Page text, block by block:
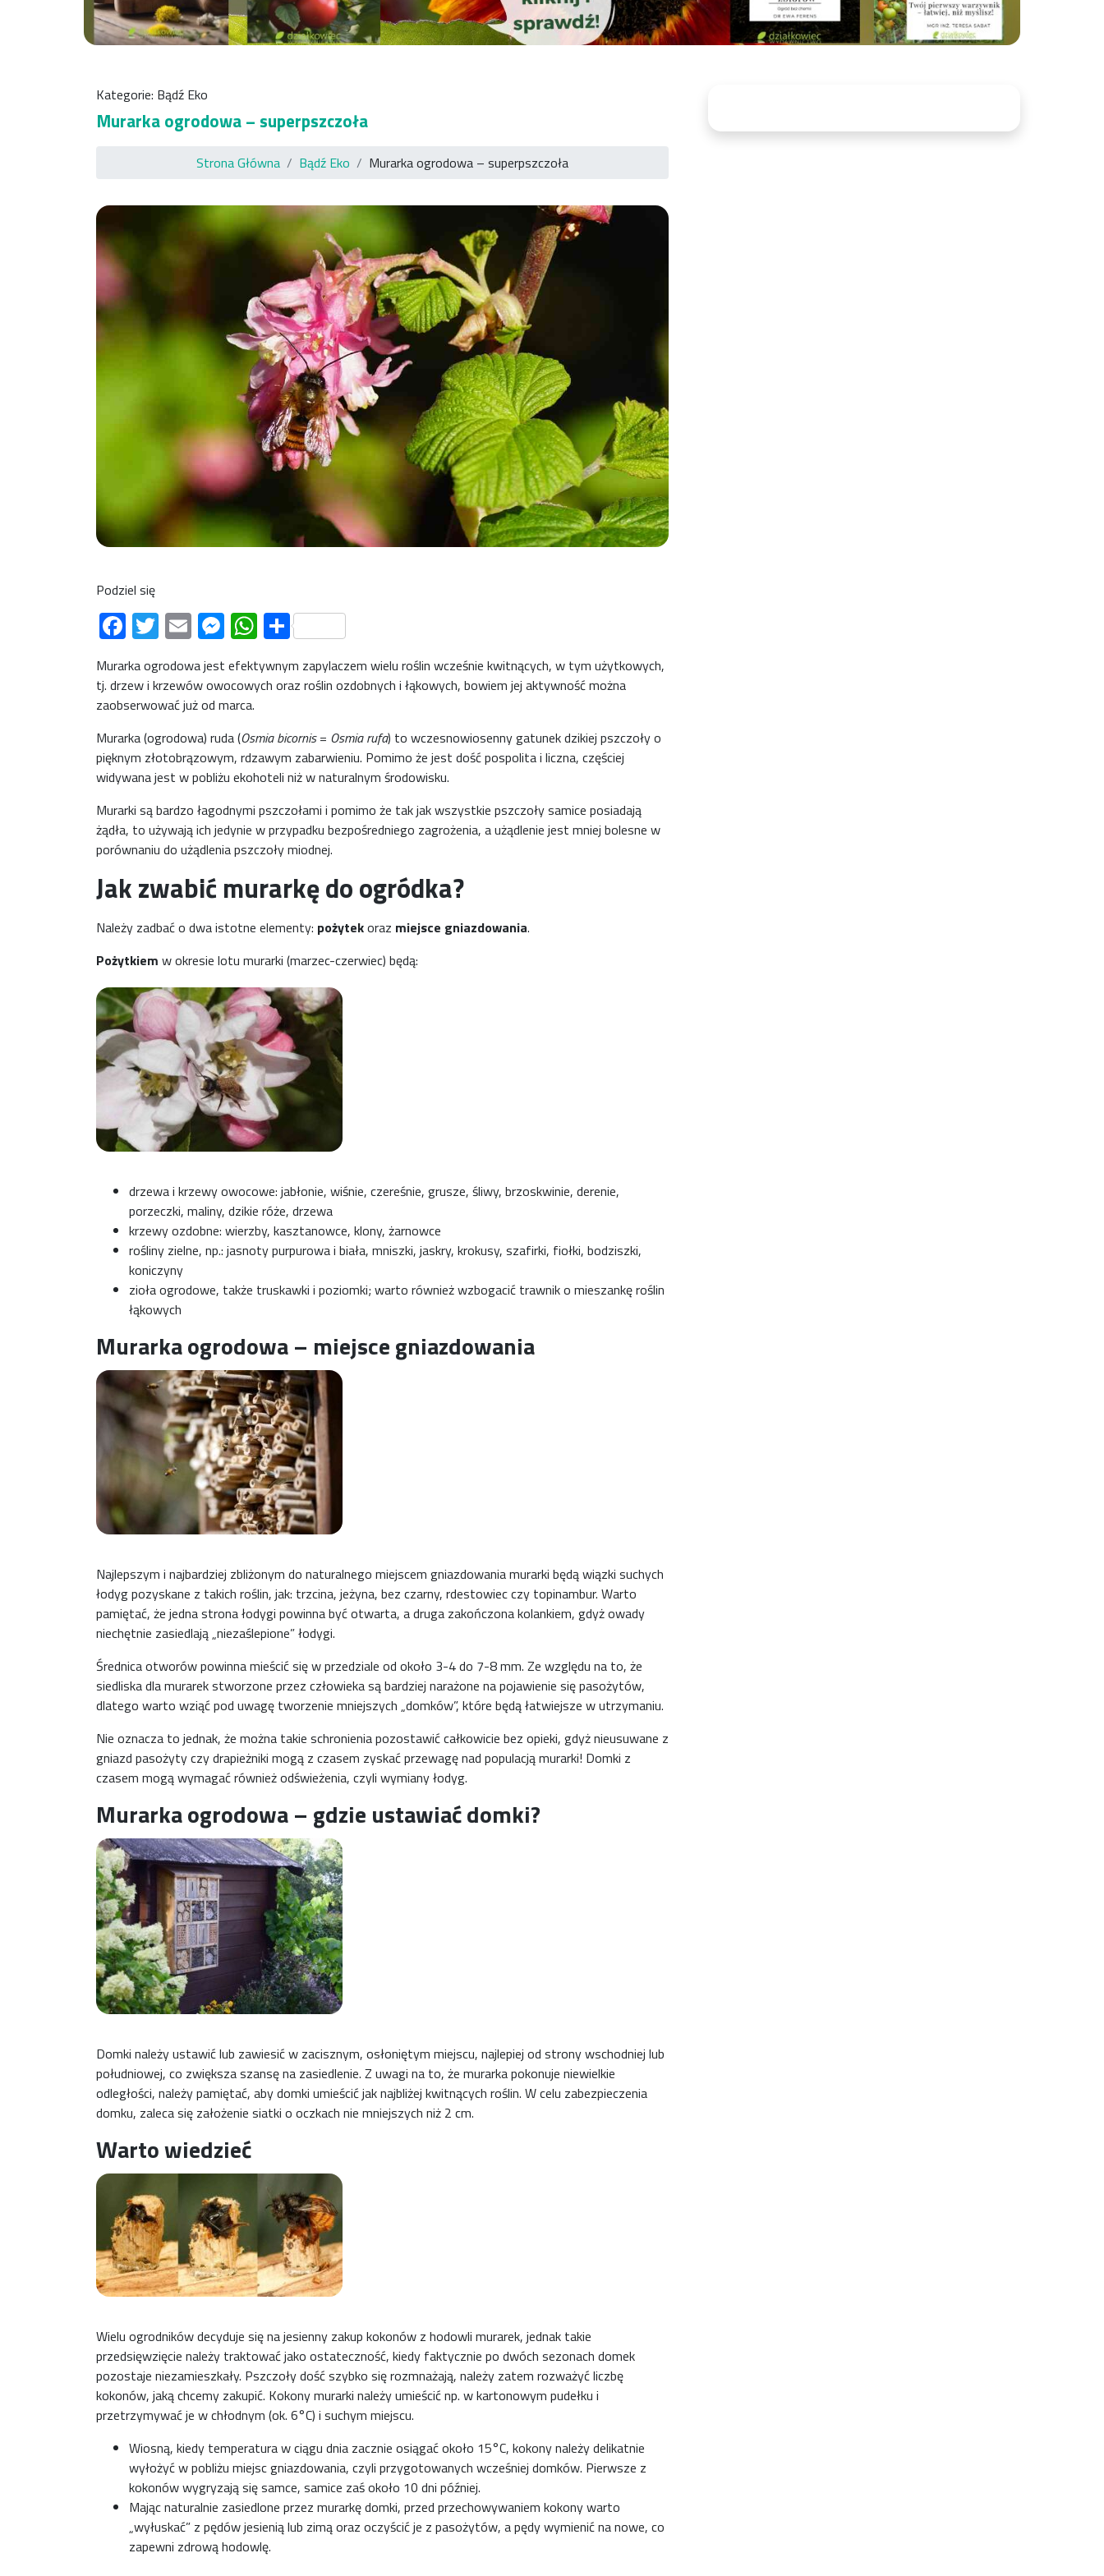
Kategorie: Bądź Eko
Murarka ogrodowa – superpszczoła
Strona Główna Bądź Eko Murarka ogrodowa – superpszczoła
Podziel się
Facebook
Twitter
EmailMessenger
WhatsApp
Share
Murarka ogrodowa jest efektywnym zapylaczem wielu roślin wcześnie kwitnących, w tym użytkowych,
tj. drzew i krzewów owocowych oraz roślin ozdobnych i łąkowych, bowiem jej aktywność można
zaobserwować już od marca.
Murarka (ogrodowa) ruda (Osmia bicornis= Osmia rufa) to wczesnowiosenny gatunek dzikiej pszczoły o
pięknym złotobrązowym, rdzawym zabarwieniu. Pomimo że jest dość pospolita i liczna, częściej
widywana jest w pobliżu ekohoteli niż w naturalnym środowisku.
Murarki są bardzo łagodnymi pszczołami i pomimo że tak jak wszystkie pszczoły samice posiadają
żądła, to używają ich jedynie w przypadku bezpośredniego zagrożenia, a użądlenie jest mniej bolesne w
porównaniu do użądlenia pszczoły miodnej.
Jak zwabić murarkę do ogródka?
Należy zadbać o dwa istotne elementy: pożytekoraz miejsce gniazdowania.
Pożytkiem w okresie lotu murarki (marzec-czerwiec) będą:
drzewa i krzewy owocowe: jabłonie, wiśnie, czereśnie, grusze, śliwy, brzoskwinie, derenie,
porzeczki, maliny, dzikie róże, drzewa
krzewy ozdobne: wierzby, kasztanowce, klony, żarnowce
rośliny zielne, np.: jasnoty purpurowa i biała, mniszki, jaskry, krokusy, szafirki, fiołki, bodziszki,
koniczyny
zioła ogrodowe, także truskawki i poziomki; warto również wzbogacić trawnik o mieszankę roślin
łąkowych
Murarka ogrodowa – miejsce gniazdowania
Najlepszym i najbardziej zbliżonym do naturalnego miejscem gniazdowania murarki będą wiązki suchych
łodyg pozyskane z takich roślin, jak: trzcina, jeżyna, bez czarny, rdestowiec czy topinambur. Warto
pamiętać, że jedna strona łodygi powinna być otwarta, a druga zakończona kolankiem, gdyż owady
niechętnie zasiedlają „niezaślepione” łodygi.
Średnica otworów powinna mieścić się w przedziale od około 3-4 do 7-8 mm. Ze względu na to, że
siedliska dla murarek stworzone przez człowieka są bardziej narażone na pojawienie się pasożytów,
dlatego warto wziąć pod uwagę tworzenie mniejszych „domków”, które będą łatwiejsze w utrzymaniu.
Nie oznacza to jednak, że można takie schronienia pozostawić całkowicie bez opieki, gdyż nieusuwane z
gniazd pasożyty czy drapieżniki mogą z czasem zyskać przewagę nad populacją murarki! Domki z
czasem mogą wymagać również odświeżenia, czyli wymiany łodyg.
Murarka ogrodowa – gdzie ustawiać domki?
Domki należy ustawić lub zawiesić w zacisznym, osłoniętym miejscu, najlepiej od strony wschodniej lub
południowej, co zwiększa szansę na zasiedlenie. Z uwagi na to, że murarka pokonuje niewielkie
odległości, należy pamiętać, aby domki umieścić jak najbliżej kwitnących roślin. W celu zabezpieczenia
domku, zaleca się założenie siatki o oczkach nie mniejszych niż 2 cm.
Warto wiedzieć
Wielu ogrodników decyduje się na jesienny zakup kokonów z hodowli murarek, jednak takie
przedsięwzięcie należy traktować jako ostateczność, kiedy faktycznie po dwóch sezonach domek
pozostaje niezamieszkały. Pszczoły dość szybko się rozmnażają, należy zatem rozważyć liczbę
kokonów, jaką chcemy zakupić. Kokony murarki należy umieścić np. w kartonowym pudełku i
przetrzymywać je w chłodnym (ok. 6°C) i suchym miejscu.
Wiosną, kiedy temperatura w ciągu dnia zacznie osiągać około 15°C, kokony należy delikatnie
wyłożyć w pobliżu miejsc gniazdowania, czyli przygotowanych wcześniej domków. Pierwsze z
kokonów wygryzają się samce, samice zaś około 10 dni później.
Mając naturalnie zasiedlone przez murarkę domki, przed przechowywaniem kokony warto
„wyłuskać” z pędów jesienią lub zimą oraz oczyścić je z pasożytów, a pędy wymienić na nowe, co
zapewni zdrową hodowlę.